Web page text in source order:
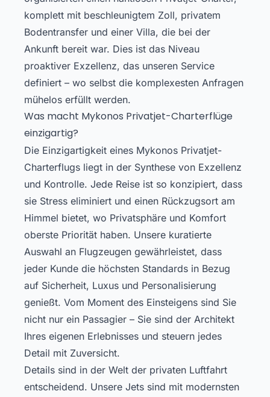
komplett mit beschleunigtem Zoll, privatem
Bodentransfer und einer Villa, die bei der
Ankunft bereit war. Dies ist das Niveau
proaktiver Exzellenz, das unseren Service
definiert – wo selbst die komplexesten Anfragen
mühelos erfüllt werden.
Was macht Mykonos Privatjet-Charterflüge
einzigartig?
Die Einzigartigkeit eines Mykonos Privatjet-
Charterflugs liegt in der Synthese von Exzellenz
und Kontrolle. Jede Reise ist so konzipiert, dass
sie Stress eliminiert und einen Rückzugsort am
Himmel bietet, wo Privatsphäre und Komfort
oberste Priorität haben. Unsere kuratierte
Auswahl an Flugzeugen gewährleistet, dass
jeder Kunde die höchsten Standards in Bezug
auf Sicherheit, Luxus und Personalisierung
genießt. Vom Moment des Einsteigens sind Sie
nicht nur ein Passagier – Sie sind der Architekt
Ihres eigenen Erlebnisses und steuern jedes
Detail mit Zuversicht.
Details sind in der Welt der privaten Luftfahrt
entscheidend. Unsere Jets sind mit modernsten